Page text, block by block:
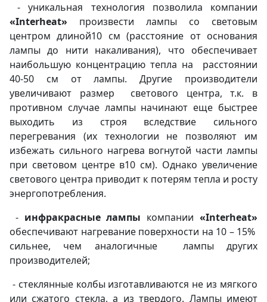
- уникальная технология позволила компании
«Interheat» произвести лампы со световым
центром длиной10 см (расстояние от основания
лампы до нити накаливания), что обеспечивает
наибольшую концентрацию тепла на расстоянии
40-50 см от лампы. Другие производители
увеличивают размер светового центра, т.к. в
противном случае лампы начинают еще быстрее
выходить из строя вследствие сильного
перегревания (их технологии не позволяют им
избежать сильного нагрева вогнутой части лампы
при световом центре в10 см). Однако увеличение
светового центра приводит к потерям тепла и росту
энергопотребления.
- инфракрасные лампы компании«Interheat»
обеспечивают нагревание поверхности на 10 – 15%
сильнее, чем аналогичные лампы других
производителей;
- стеклянные колбы изготавливаются не из мягкого
или сжатого стекла, а из твердого. Лампы имеют